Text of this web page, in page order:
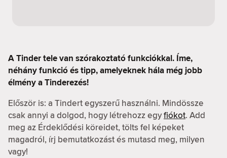
A Tinder tele van szórakoztató funkciókkal. Íme,
néhány funkció és tipp, amelyeknek hála még jobb
élmény a Tinderezés!
Először is: a Tindert egyszerű használni. Mindössze
csak annyi a dolgod, hogy létrehozz egyfiókot. Add
meg az Érdeklődési köreidet, tölts fel képeket
magadról, írj bemutatkozást és mutasd meg, milyen
vagy!